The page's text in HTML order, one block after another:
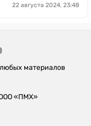
22 августа 2024, 23:48
материалов
«ПМХ»